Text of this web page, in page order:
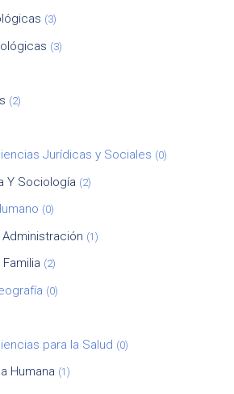
(3)
(3)
(2)
Jurídicas y Sociales (0)
Y Sociología (2)
(0)
(1)
(2)
(0)
para la Salud (0)
Humana (1)